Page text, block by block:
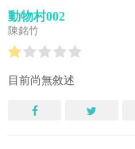
動物村002
陳銘竹
目前尚無敘述